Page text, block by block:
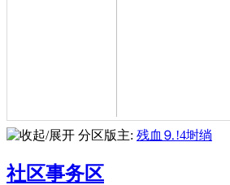
我积分榜第一了
”页面有时
张震岳「迷途羔羊」 - 网络歌手
听歌了
·我积分榜第一了
分区版主: 残血⒐!4埘绱
社区事务区